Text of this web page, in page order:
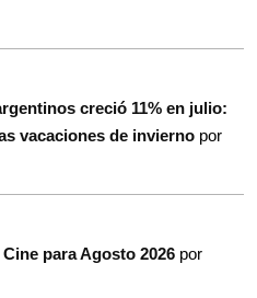
creció 11% en julio:
vacaciones de invierno por
para Agosto 2026 por